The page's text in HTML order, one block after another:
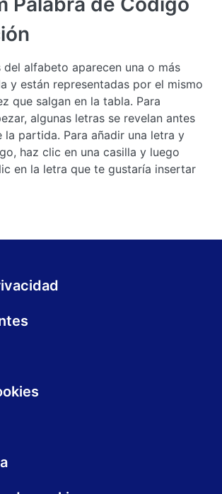
del alfabeto aparecen una o más
y están representadas por el mismo
que salgan en la tabla. Para
algunas letras se revelan antes
la partida. Para añadir una letra y
haz clic en una casilla y luego
en la letra que te gustaría insertar